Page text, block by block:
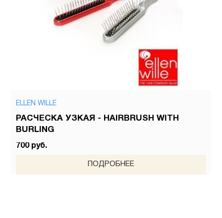
ELLEN WILLE
РАСЧЕСКА УЗКАЯ - HAIRBRUSH WITH
BURLING
700 руб.
ПОДРОБНЕЕ